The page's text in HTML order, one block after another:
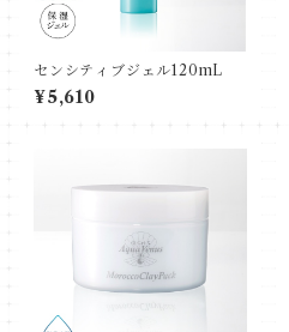
センシティブジェル120mL
¥5,610